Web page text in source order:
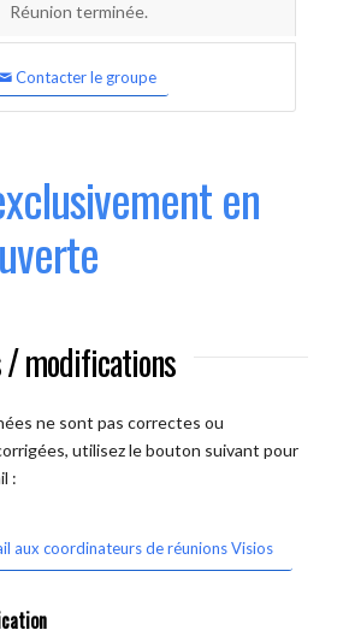
Réunion terminée.
Contacter le groupe
en
/ modifications
ne sont pas correctes ou
utilisez le bouton suivant pour
:
aux coordinateurs de réunions Visios